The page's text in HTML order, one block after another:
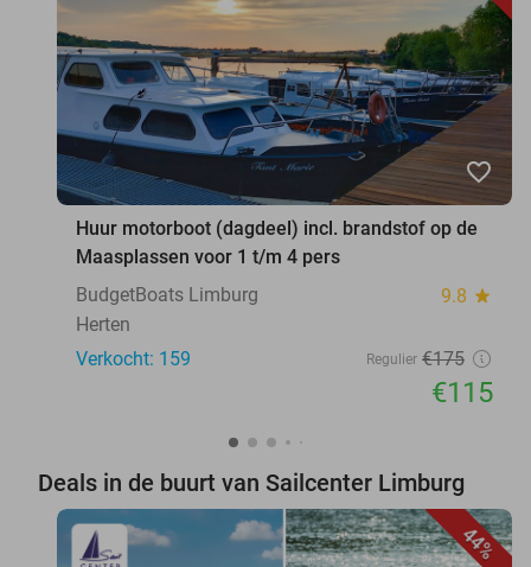
favorite_border
Huur motorboot (dagdeel) incl. brandstof op de
Maasplassen voor 1 t/m 4 pers
BudgetBoats Limburg
9.8 star
Herten
Verkocht: 159
Regulier €175
€115
Deals in de buurt van Sailcenter Limburg
44%